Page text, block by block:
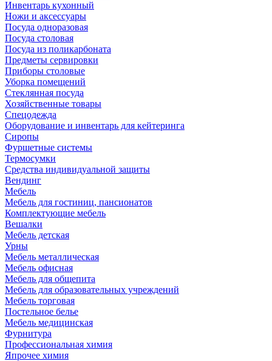
Инвентарь кухонный
Ножи и аксессуары
Посуда одноразовая
Посуда столовая
Посуда из поликарбоната
Предметы сервировки
Приборы столовые
Уборка помещений
Стеклянная посуда
Хозяйственные товары
Спецодежда
Оборудование и инвентарь для кейтеринга
Сиропы
Фуршетные системы
Термосумки
Средства индивидуальной защиты
Вендинг
Мебель
Мебель для гостиниц, пансионатов
Комплектующие мебель
Вешалки
Мебель детская
Урны
Мебель металлическая
Мебель офисная
Мебель для общепита
Мебель для образовательных учреждений
Мебель торговая
Постельное белье
Мебель медицинская
Фурнитура
Профессиональная химия
Япрочее химия